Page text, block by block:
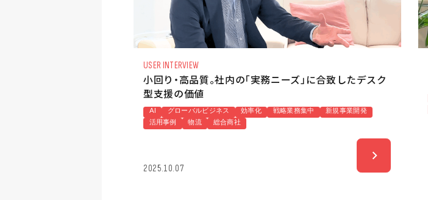
USER INTERVIEW
小回り・高品質。社内の「実務ニーズ」に合致したデスク
型支援の価値
AI グローバルビジネス 効率化 戦略業務集中
新規事業開発
活用事例
物流 総合商社
2025.10.07